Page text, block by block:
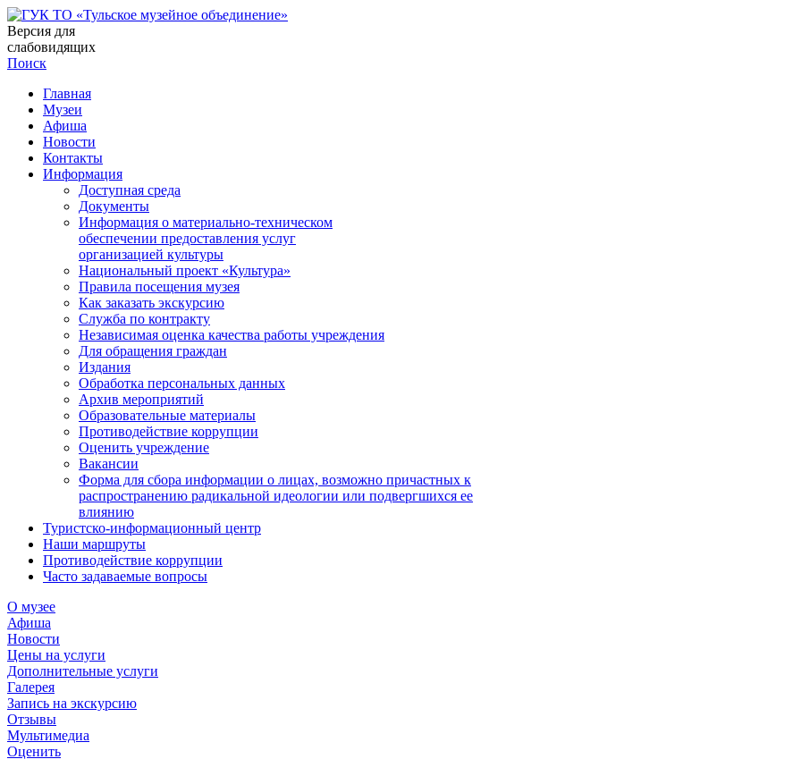
Версия для
слабовидящих
Поиск
Главная
Музеи
Афиша
Новости
Контакты
Информация
Доступная среда
Документы
Информация о материально-техническом
обеспечении предоставления услуг
организацией культуры
Национальный проект «Культура»
Правила посещения музея
Как заказать экскурсию
Служба по контракту
Независимая оценка качества работы учреждения
Для обращения граждан
Издания
Обработка персональных данных
Архив мероприятий
Образовательные материалы
Противодействие коррупции
Оценить учреждение
Вакансии
Форма для сбора информации о лицах, возможно причастных к
распространению радикальной идеологии или подвергшихся ее
влиянию
Туристско-информационный центр
Наши маршруты
Противодействие коррупции
Часто задаваемые вопросы
О музее
Афиша
Новости
Цены на услуги
Дополнительные услуги
Галерея
Запись на экскурсию
Отзывы
Мультимедиа
Оценить